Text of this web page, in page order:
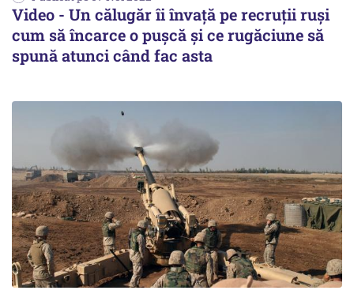
Video - Un călugăr îi învață pe recruții ruși
cum să încarce o pușcă și ce rugăciune să
spună atunci când fac asta